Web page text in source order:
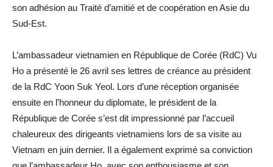
son adhésion au Traité d’amitié et de coopération en Asie du
Sud-Est.
L’ambassadeur vietnamien en République de Corée (RdC) Vu
Ho a présenté le 26 avril ses lettres de créance au président
de la RdC Yoon Suk Yeol. Lors d’une réception organisée
ensuite en l’honneur du diplomate, le président de la
République de Corée s’est dit impressionné par l’accueil
chaleureux des dirigeants vietnamiens lors de sa visite au
Vietnam en juin dernier. Il a également exprimé sa conviction